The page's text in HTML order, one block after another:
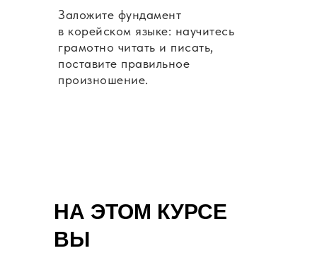
Заложите фундамент
в корейском языке: научитесь
грамотно читать и писать,
поставите правильное
произношение.
НА ЭТОМ КУРСЕ
ВЫ